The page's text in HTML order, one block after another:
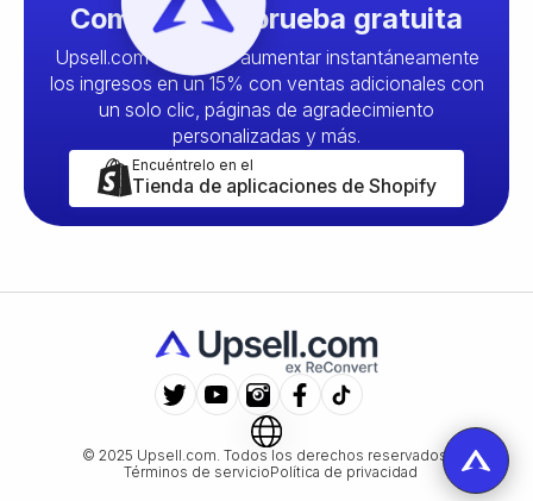
Comience su prueba gratuita
Upsell.com le permite aumentar instantáneamente
los ingresos en un 15% con ventas adicionales con
un solo clic, páginas de agradecimiento
personalizadas y más.
Encuéntrelo en el
Tienda de aplicaciones de Shopify
© 2025 Upsell.com. Todos los derechos reservados.
Términos de servicioPolítica de privacidad